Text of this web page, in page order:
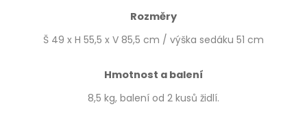
Rozměry
Š 49 x H 55,5 x V 85,5 cm / výška sedáku 51 cm
Hmotnost a balení
8,5 kg, balení od 2 kusů židlí.